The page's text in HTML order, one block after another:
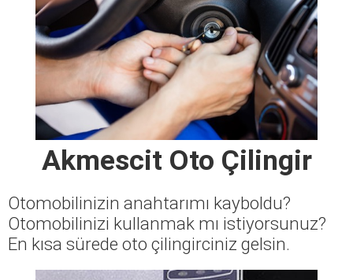
Akmescit Oto Çilingir
Otomobilinizin anahtarımı kayboldu?
Otomobilinizi kullanmak mı istiyorsunuz?
En kısa sürede oto çilingirciniz gelsin.